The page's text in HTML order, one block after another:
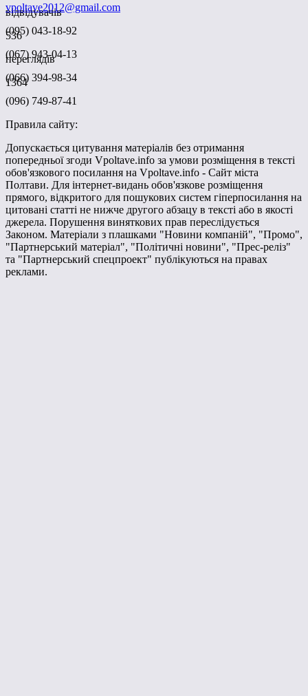
відвідувачів
536
переглядів
1364
vpoltave2012@gmail.com
(095) 043-18-92
(067) 943-04-13
(066) 394-98-34
(096) 749-87-41
Правила сайту:
Допускається цитування матеріалів без отримання
попередньої згоди Vpoltave.info за умови розміщення в тексті
обов'язкового посилання на Vpoltave.info - Сайт міста
Полтави. Для інтернет-видань обов'язкове розміщення
прямого, відкритого для пошукових систем гіперпосилання на
цитовані статті не нижче другого абзацу в тексті або в якості
джерела. Порушення виняткових прав переслідується
Законом. Матеріали з плашками "Новини компаній", "Промо",
"Партнерський матеріал", "Політичні новини", "Прес-реліз"
та "Партнерський спецпроект" публікуються на правах
реклами.